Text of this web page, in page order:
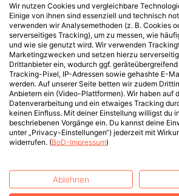
Wir nutzen Cookies und vergleichbare
Einige von ihnen sind essenziell und technisch
verwenden wir Analysemethoden (z. B. Cookies
serverseitiges Tracking), um zu messen, wie
und wie sie genutzt wird. Wir verwenden
Marketingzwecken und setzen hierzu
Drittanbieter ein, wodurch ggf.
Tracking-Pixel, IP-Adressen sowie gehashte E-
werden. Auf unserer Seite betten wir zudem
Anbietern ein (Video-Plattformen). Wir haben auf
Datenverarbeitung und ein etwaiges Tracking
keinen Einfluss. Mit deiner Einstellung willigst du
beschriebenen Vorgänge ein. Du kannst deine
unter „Privacy-Einstellungen“) jederzeit mit
widerrufen. (BoD-Impressum)
Ablehnen